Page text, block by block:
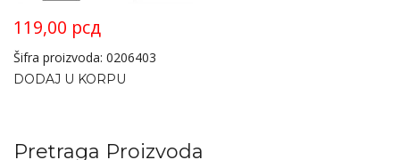
119,00 рсд
Šifra proizvoda: 0206403
DODAJ U KORPU
Pretraga Proizvoda